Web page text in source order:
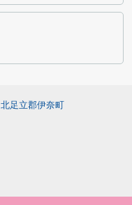
北足立郡伊奈町